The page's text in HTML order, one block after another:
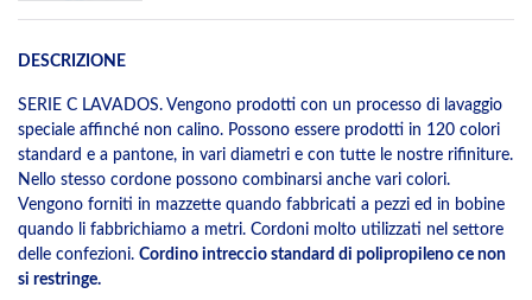
DESCRIZIONE
SERIE C LAVADOS. Vengono prodotti con un processo di lavaggio
speciale affinché non calino. Possono essere prodotti in 120 colori
standard e a pantone, in vari diametri e con tutte le nostre rifiniture.
Nello stesso cordone possono combinarsi anche vari colori.
Vengono forniti in mazzette quando fabbricati a pezzi ed in bobine
quando li fabbrichiamo a metri. Cordoni molto utilizzati nel settore
delle confezioni. Cordino intreccio standard di polipropileno ce non
si restringe.